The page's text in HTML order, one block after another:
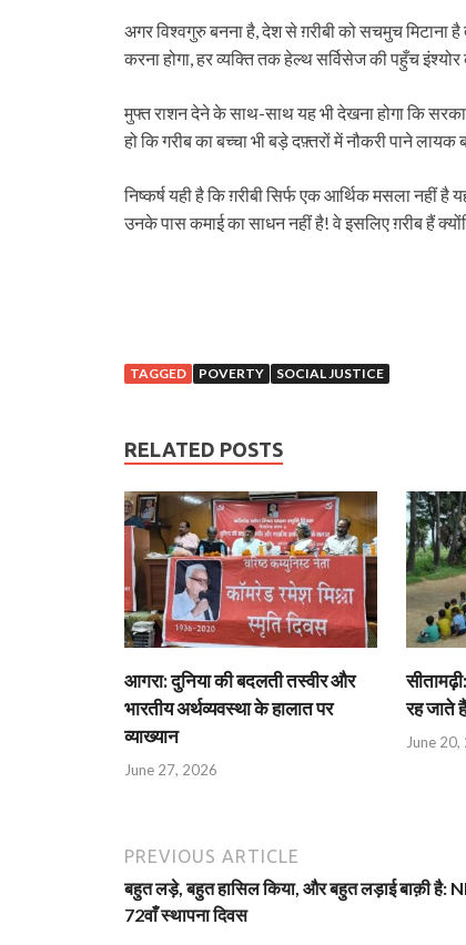
अगर विश्वगुरु बनना है, देश से ग़रीबी को सचमुच मिटाना
करना होगा, हर व्यक्ति तक हेल्थ सर्विसेज की पहुँच
मुफ्त राशन देने के साथ-साथ यह भी देखना होगा कि
हो कि गरीब का बच्चा भी बड़े दफ़्तरों में नौकरी पाने
निष्कर्ष यही है कि ग़रीबी सिर्फ एक आर्थिक मसला नहीं
उनके पास कमाई का साधन नहीं है! वे इसलिए ग़रीब हैं
TAGGED POVERTY SOCIAL JUSTICE
RELATED POSTS
आगरा: दुनिया की बदलती तस्वीर और
भारतीय अर्थव्यवस्था के हालात पर
व्याख्यान
June 27, 2026
रह जाते
June
PREVIOUS ARTICLE
बहुत लड़े, बहुत हासिल किया, और बहुत लड़ाई बाक़ी है:
72वाँ स्थापना दिवस